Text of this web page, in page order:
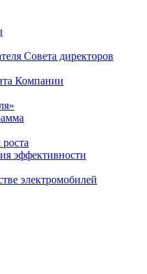
Совета директоров
Компании
эффективности
электромобилей